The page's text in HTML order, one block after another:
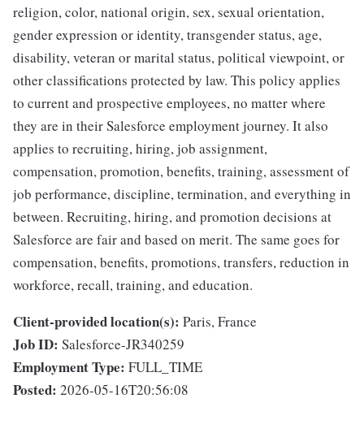
religion, color, national origin, sex, sexual orientation,
gender expression or identity, transgender status, age,
disability, veteran or marital status, political viewpoint, or
other classifications protected by law. This policy applies
to current and prospective employees, no matter where
they are in their Salesforce employment journey. It also
applies to recruiting, hiring, job assignment,
compensation, promotion, benefits, training, assessment of
job performance, discipline, termination, and everything in
between. Recruiting, hiring, and promotion decisions at
Salesforce are fair and based on merit. The same goes for
compensation, benefits, promotions, transfers, reduction in
workforce, recall, training, and education.
Client-provided location(s): Paris, France
Job ID: Salesforce-JR340259
Employment Type: FULL_TIME
Posted: 2026-05-16T20:56:08